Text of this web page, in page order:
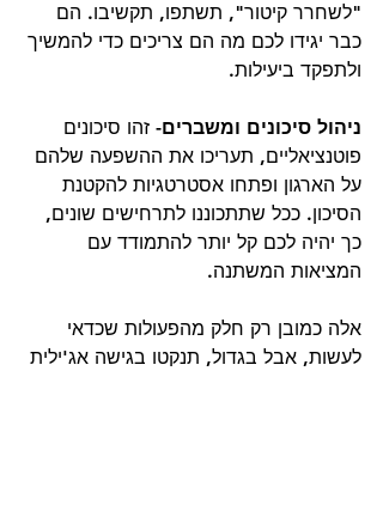
"לשחרר קיטור", תשתפו, תקשיבו. הם
כבר יגידו לכם מה הם צריכים כדי להמשיך
ולתפקד ביעילות.
ניהול סיכונים ומשברים- זהו סיכונים
פוטנציאליים, תעריכו את ההשפעה שלהם
על הארגון ופתחו אסטרטגיות להקטנת
הסיכון. ככל שתתכוננו לתרחישים שונים,
כך יהיה לכם קל יותר להתמודד עם
המציאות המשתנה.
אלה כמובן רק חלק מהפעולות שכדאי
לעשות, אבל בגדול, תנקטו בגישה אג'ילית